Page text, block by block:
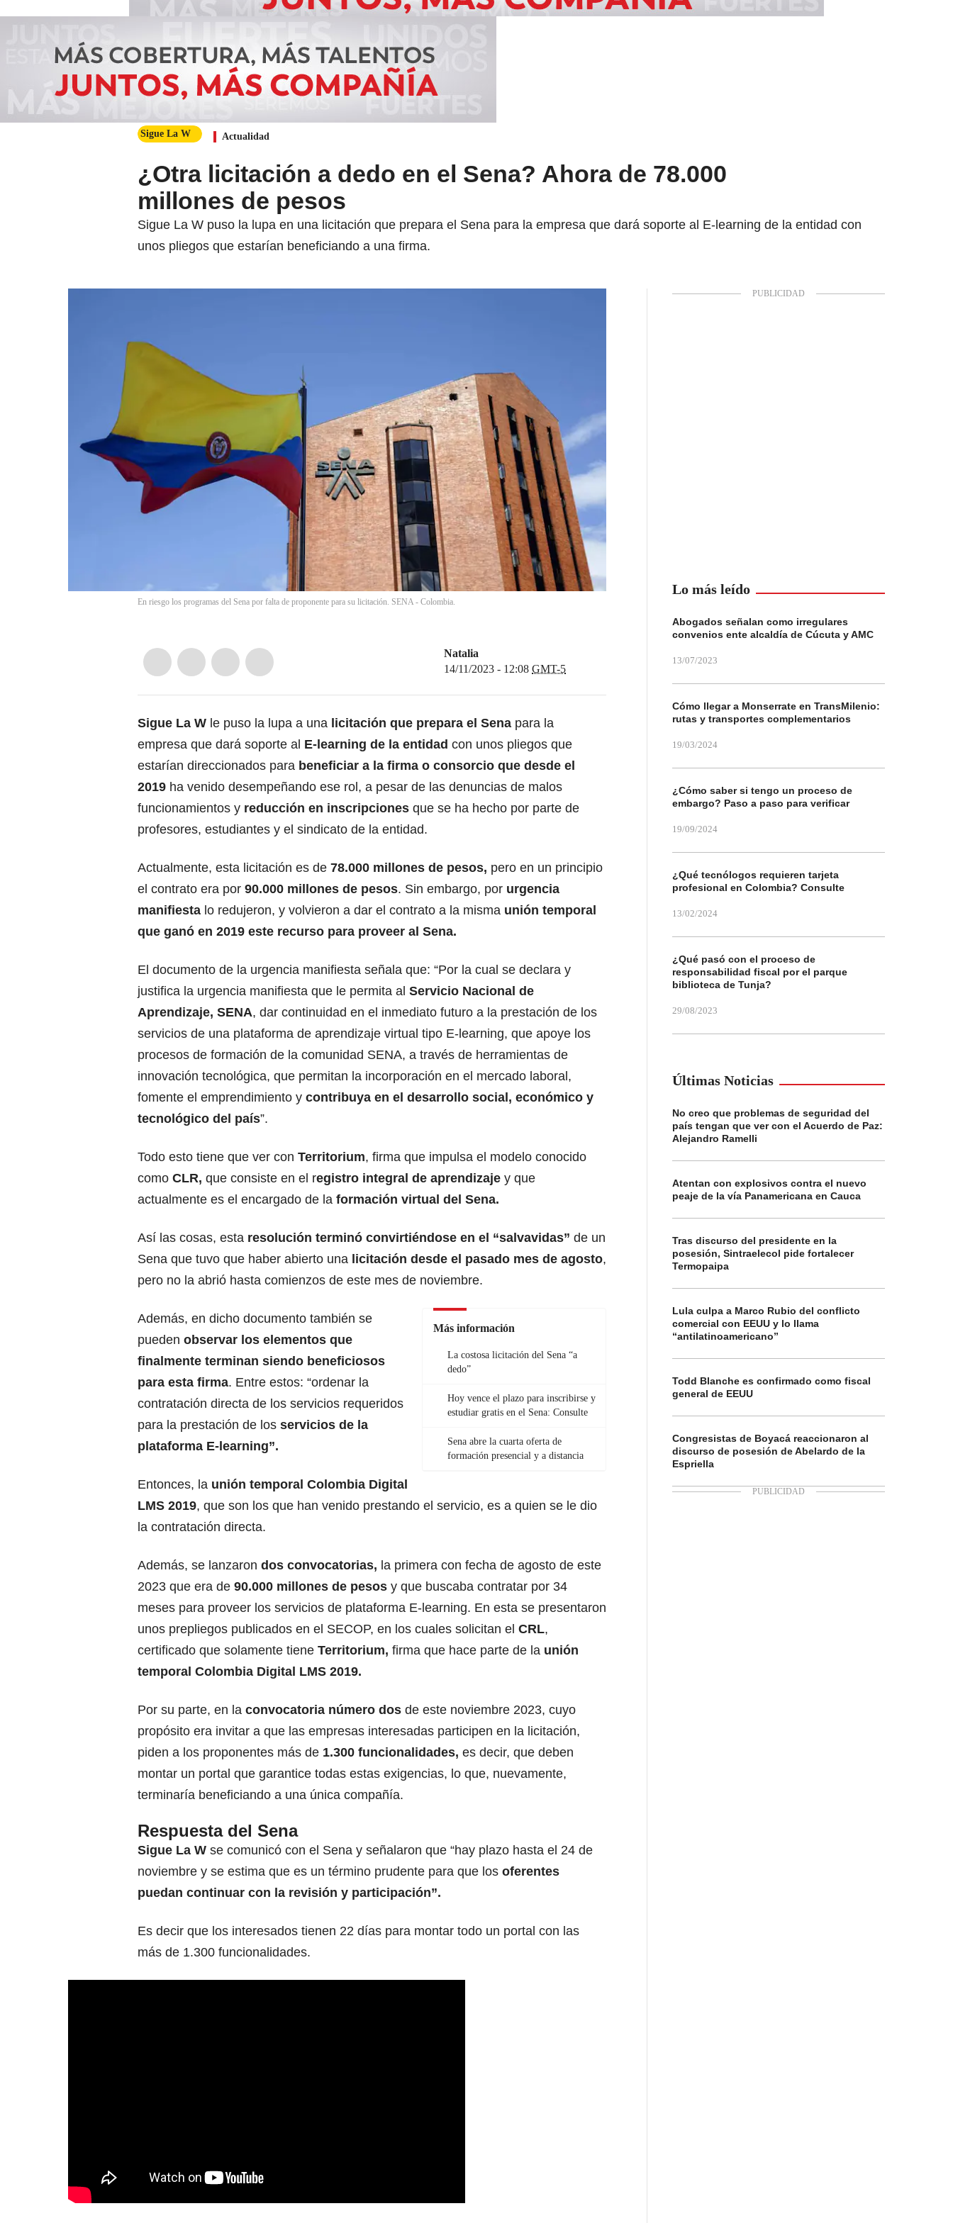
Sigue La W Actualidad
¿Otra licitación a dedo en el Sena? Ahora de 78.000
millones de pesos
Sigue La W puso la lupa en una licitación que prepara el Sena para la empresa que dará soporte al E-learning de la entidad con
unos pliegos que estarían beneficiando a una firma.
En riesgo los programas del Sena por falta de proponente para su licitación. SENA - Colombia.
Natalia
14/11/2023 - 12:08 GMT-5
Sigue La W le puso la lupa a una licitación que prepara el Sena para la
empresa que dará soporte al E-learning de la entidad con unos pliegos que
estarían direccionados para beneficiar a la firma o consorcio que desde el
2019 ha venido desempeñando ese rol, a pesar de las denuncias de malos
funcionamientos y reducción en inscripciones que se ha hecho por parte de
profesores, estudiantes y el sindicato de la entidad.
Actualmente, esta licitación es de 78.000 millones de pesos, pero en un principio
el contrato era por 90.000 millones de pesos. Sin embargo, por urgencia
manifiesta lo redujeron, y volvieron a dar el contrato a la misma unión temporal
que ganó en 2019 este recurso para proveer al Sena.
El documento de la urgencia manifiesta señala que: “Por la cual se declara y
justifica la urgencia manifiesta que le permita al Servicio Nacional de
Aprendizaje, SENA, dar continuidad en el inmediato futuro a la prestación de los
servicios de una plataforma de aprendizaje virtual tipo E-learning, que apoye los
procesos de formación de la comunidad SENA, a través de herramientas de
innovación tecnológica, que permitan la incorporación en el mercado laboral,
fomente el emprendimiento y contribuya en el desarrollo social, económico y
tecnológico del país”.
Todo esto tiene que ver con Territorium, firma que impulsa el modelo conocido
como CLR, que consiste en el registro integral de aprendizaje y que
actualmente es el encargado de la formación virtual del Sena.
Así las cosas, esta resolución terminó convirtiéndose en el “salvavidas” de un
Sena que tuvo que haber abierto una licitación desde el pasado mes de agosto,
pero no la abrió hasta comienzos de este mes de noviembre.
Más información
La costosa licitación del Sena “a
dedo”
Hoy vence el plazo para inscribirse y
estudiar gratis en el Sena: Consulte
Sena abre la cuarta oferta de
formación presencial y a distancia
Además, en dicho documento también se
pueden observar los elementos que
finalmente terminan siendo beneficiosos
para esta firma. Entre estos: “ordenar la
contratación directa de los servicios requeridos
para la prestación de los servicios de la
plataforma E-learning”.
Entonces, la unión temporal Colombia Digital
LMS 2019, que son los que han venido prestando el servicio, es a quien se le dio
la contratación directa.
Además, se lanzaron dos convocatorias, la primera con fecha de agosto de este
2023 que era de 90.000 millones de pesos y que buscaba contratar por 34
meses para proveer los servicios de plataforma E-learning. En esta se presentaron
unos prepliegos publicados en el SECOP, en los cuales solicitan el CRL,
certificado que solamente tiene Territorium, firma que hace parte de la unión
temporal Colombia Digital LMS 2019.
Por su parte, en la convocatoria número dos de este noviembre 2023, cuyo
propósito era invitar a que las empresas interesadas participen en la licitación,
piden a los proponentes más de 1.300 funcionalidades, es decir, que deben
montar un portal que garantice todas estas exigencias, lo que, nuevamente,
terminaría beneficiando a una única compañía.
Respuesta del Sena
Sigue La W se comunicó con el Sena y señalaron que “hay plazo hasta el 24 de
noviembre y se estima que es un término prudente para que los oferentes
puedan continuar con la revisión y participación”.
Es decir que los interesados tienen 22 días para montar todo un portal con las
más de 1.300 funcionalidades.
Lo más leído
Abogados señalan como irregulares
convenios ente alcaldía de Cúcuta y AMC
13/07/2023
Cómo llegar a Monserrate en TransMilenio:
rutas y transportes complementarios
19/03/2024
¿Cómo saber si tengo un proceso de
embargo? Paso a paso para verificar
19/09/2024
¿Qué tecnólogos requieren tarjeta
profesional en Colombia? Consulte
13/02/2024
¿Qué pasó con el proceso de
responsabilidad fiscal por el parque
biblioteca de Tunja?
29/08/2023
Últimas Noticias
No creo que problemas de seguridad del
país tengan que ver con el Acuerdo de Paz:
Alejandro Ramelli
Atentan con explosivos contra el nuevo
peaje de la vía Panamericana en Cauca
Tras discurso del presidente en la
posesión, Sintraelecol pide fortalecer
Termopaipa
Lula culpa a Marco Rubio del conflicto
comercial con EEUU y lo llama
“antilatinoamericano”
Todd Blanche es confirmado como fiscal
general de EEUU
Congresistas de Boyacá reaccionaron al
discurso de posesión de Abelardo de la
Espriella